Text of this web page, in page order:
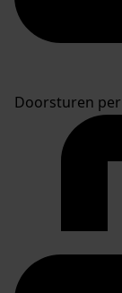
Doorsturen